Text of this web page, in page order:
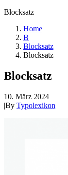
Blocksatz
Home
B
Blocksatz
Blocksatz
Blocksatz
10. März 2024
|By Typolexikon